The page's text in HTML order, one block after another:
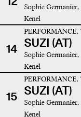
Sophie
Kenel
14 SUZI (AT)
Sophie
Kenel
15 SUZI (AT)
Sophie
Kenel